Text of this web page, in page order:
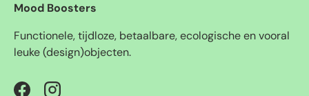
Mood Boosters
Functionele, tijdloze, betaalbare, ecologische en vooral
leuke (design)objecten.